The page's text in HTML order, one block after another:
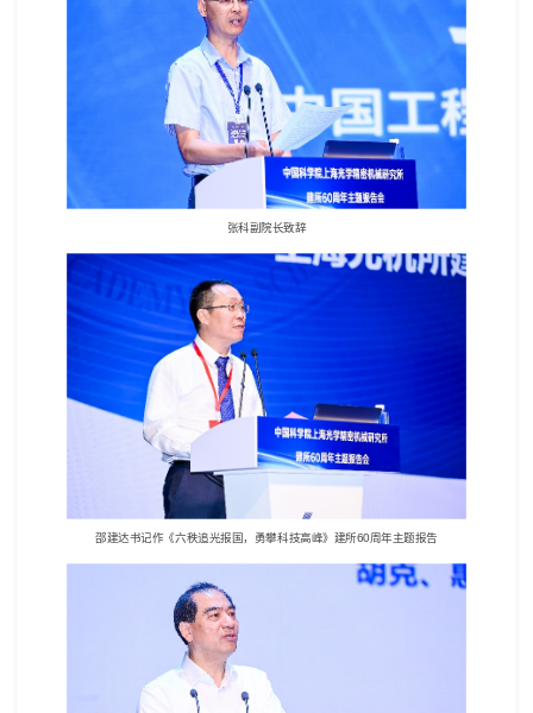
张科副院长致辞
邵建达书记作《六秩追光报国，勇攀科技高峰》建所60周年主题报告